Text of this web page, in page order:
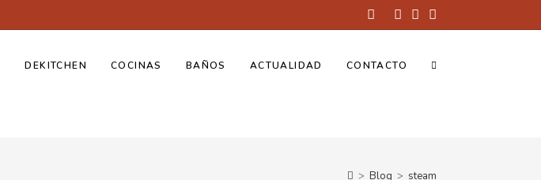
DEKITCHEN COCINAS BAÑOS ACTUALIDAD CONTACTO
> Blog > steam